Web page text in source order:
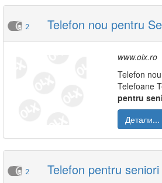
2 Telefon nou pentru
www.olx.ro
Telefon nou
Telefoane
pentru
Детали...
2 Telefon pentru